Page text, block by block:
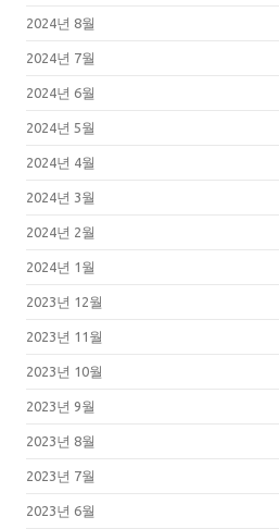
2024년 8월
2024년 7월
2024년 6월
2024년 5월
2024년 4월
2024년 3월
2024년 2월
2024년 1월
2023년 12월
2023년 11월
2023년 10월
2023년 9월
2023년 8월
2023년 7월
2023년 6월